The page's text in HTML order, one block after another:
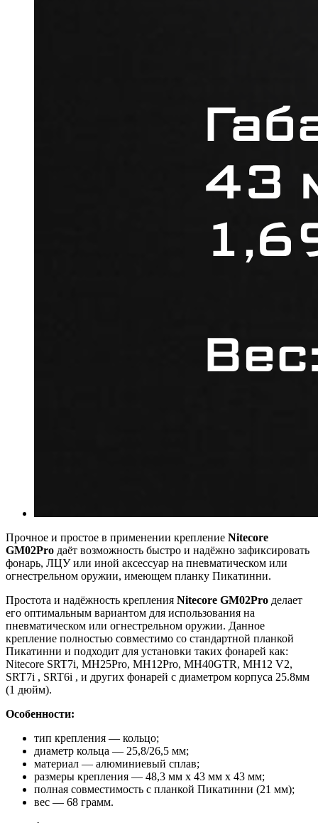
Прочное и простое в применении крепление Nitecore
GM02Pro даёт возможность быстро и надёжно зафиксировать
фонарь, ЛЦУ или иной аксессуар на пневматическом или
огнестрельном оружии, имеющем планку Пикатинни.
Простота и надёжность крепления Nitecore GM02Pro делает
его оптимальным вариантом для использования на
пневматическом или огнестрельном оружии. Данное
крепление полностью совместимо со стандартной планкой
Пикатинни и подходит для установки таких фонарей как:
Nitecore SRT7i, MH25Pro, MH12Pro, MH40GTR, MH12 V2,
SRT7i , SRT6i , и других фонарей с диаметром корпуса 25.8мм
(1 дюйм).
Особенности:
тип крепления — кольцо;
диаметр кольца — 25,8/26,5 мм;
материал — алюминиевый сплав;
размеры крепления — 48,3 мм х 43 мм х 43 мм;
полная совместимость с планкой Пикатинни (21 мм);
вес — 68 грамм.